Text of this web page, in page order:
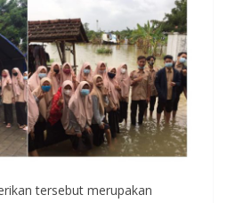
tersebut merupakan